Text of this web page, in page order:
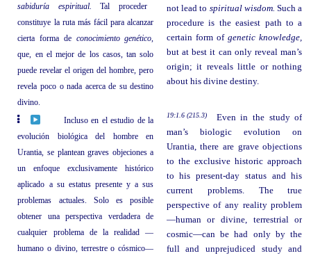
sabiduría espiritual. Tal proceder
constituye la ruta más fácil para alcanzar
cierta forma de conocimiento genético,
que, en el mejor de los casos, tan solo
puede revelar el origen del hombre, pero
revela poco o nada acerca de su destino
divino.
not lead to spiritual wisdom. Such a
procedure is the easiest path to a
certain form ofgenetic knowledge,
but at best it can only reveal man’s
origin; it reveals little or nothing
about his divine destiny.
Incluso en el estudio de la
evolución biológica del hombre en
Urantia, se plantean graves objeciones a
un enfoque exclusivamente histórico
aplicado a su estatus presente y a sus
problemas actuales. Solo es posible
obtener una perspectiva verdadera de
cualquier problema de la realidad —
humano o divino, terrestre o cósmico—
19:1.6 (215.3)
Even in the study of
man’s biologic evolution on
Urantia, there are grave objections
to the exclusive historic approach
to his present-day status and his
current problems. The true
perspective of any reality problem
—human or divine, terrestrial or
cosmic—can be had only by the
full and unprejudiced study and